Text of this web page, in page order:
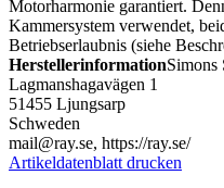
Motorharmonie garantiert.
Kammersystem verwendet,
Betriebserlaubnis (siehe
HerstellerinformationSimons
Lagmanshagavägen 1
51455 Ljungsarp
Schweden
mail@ray.se, https://ray.se/
Artikeldatenblatt drucken